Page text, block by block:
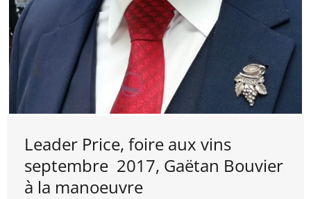
Leader Price, foire aux vins
septembre 2017, Gaëtan Bouvier
à la manoeuvre